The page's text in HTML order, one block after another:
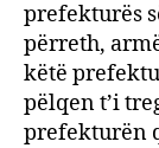
prefekturës
përreth,
këtë
pëlqen t’i
prefekturën